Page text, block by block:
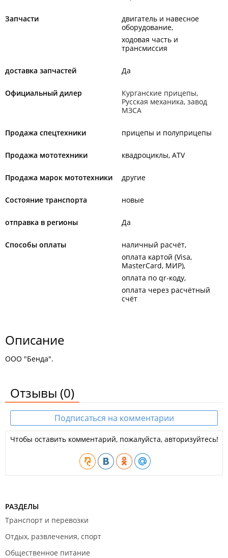
Запчасти
двигатель и навесное
оборудование
ходовая часть и
трансмиссия
доставка запчастей Да
Официальный дилер
Курганские прицепы,
Русская механика, завод
МЗСА
Продажа спецтехники прицепы и полуприцепы
Продажа мототехники квадроциклы, ATV
Продажа марок мототехники другие
Состояние транспорта новые
отправка в регионы Да
Способы оплаты
наличный расчёт
оплата картой (Visa,
MasterCard, МИР)
оплата по qr-коду
оплата через расчётный
счёт
Описание
ООО "Бенда".
Отзывы (0)
Подписаться на комментарии
Чтобы оставить комментарий, пожалуйста, авторизуйтесь!
РАЗДЕЛЫ
Транспорт и перевозки
Отдых, развлечения, спорт
Общественное питание